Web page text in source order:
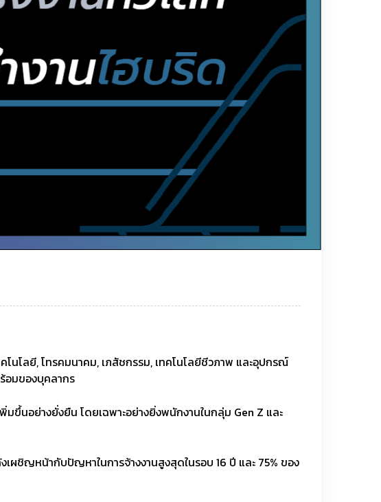
นโลยี, โทรคมนาคม, เภสัชกรรม, เทคโนโลยีชีวภาพ และอุปกรณ์
อมของบุคลากร
นอย่างยั่งยืน โดยเฉพาะอย่างยิ่งพนักงานในกลุ่ม Gen Z และ
ชิญหน้ากับปัญหาในการจ้างงานสูงสุดในรอบ 16 ปี และ 75% ของ